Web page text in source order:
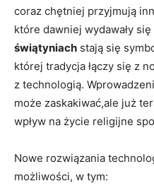
coraz chętniej przyjmują
które dawniej wydawały
świątyniach stają się
której tradycja łączy się z
z technologią.
może zaskakiwać,ale już
wpływ na życie religijne
Nowe rozwiązania
możliwości, w tym: